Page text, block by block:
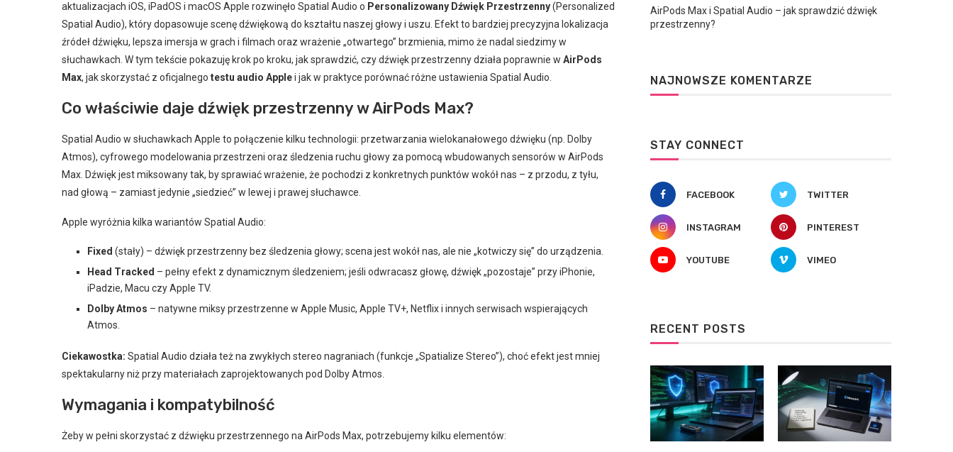
aktualizacjach iOS, iPadOS i macOS Apple rozwinęło Spatial Audio o Personalizowany Dźwięk Przestrzenny(Personalized
Spatial Audio), który dopasowuje scenę dźwiękową do kształtu naszej głowy i uszu. Efekt to bardziej precyzyjna lokalizacja
źródeł dźwięku, lepsza imersja w grach i filmach oraz wrażenie „otwartego” brzmienia, mimo że nadal siedzimy w
słuchawkach. W tym tekście pokazuję krok po kroku, jak sprawdzić, czy dźwięk przestrzenny działa poprawnie w AirPods
Max, jak skorzystać z oficjalnego testu audio Applei jak w praktyce porównać różne ustawienia Spatial Audio.
Co właściwie daje dźwięk przestrzenny w AirPods Max?
Spatial Audio w słuchawkach Apple to połączenie kilku technologii: przetwarzania wielokanałowego dźwięku (np. Dolby
Atmos), cyfrowego modelowania przestrzeni oraz śledzenia ruchu głowy za pomocą wbudowanych sensorów w AirPods
Max. Dźwięk jest miksowany tak, by sprawiać wrażenie, że pochodzi z konkretnych punktów wokół nas – z przodu, z tyłu,
nad głową – zamiast jedynie „siedzieć” w lewej i prawej słuchawce.
Apple wyróżnia kilka wariantów Spatial Audio:
Fixed (stały) – dźwięk przestrzenny bez śledzenia głowy; scena jest wokół nas, ale nie „kotwiczy się” do urządzenia.
Head Tracked – pełny efekt z dynamicznym śledzeniem; jeśli odwracasz głowę, dźwięk „pozostaje” przy iPhonie,
iPadzie, Macu czy Apple TV.
Dolby Atmos – natywne miksy przestrzenne w Apple Music, Apple TV+, Netflix i innych serwisach wspierających
Atmos.
Ciekawostka: Spatial Audio działa też na zwykłych stereo nagraniach (funkcje „Spatialize Stereo”), choć efekt jest mniej
spektakularny niż przy materiałach zaprojektowanych pod Dolby Atmos.
Wymagania i kompatybilność
Żeby w pełni skorzystać z dźwięku przestrzennego na AirPods Max, potrzebujemy kilku elementów:
AirPods Max i Spatial Audio – jak sprawdzić dźwięk
przestrzenny?
NAJNOWSZE KOMENTARZE
STAY CONNECT
FACEBOOK TWITTER
INSTAGRAM PINTEREST
YOUTUBE VIMEO
RECENT POSTS